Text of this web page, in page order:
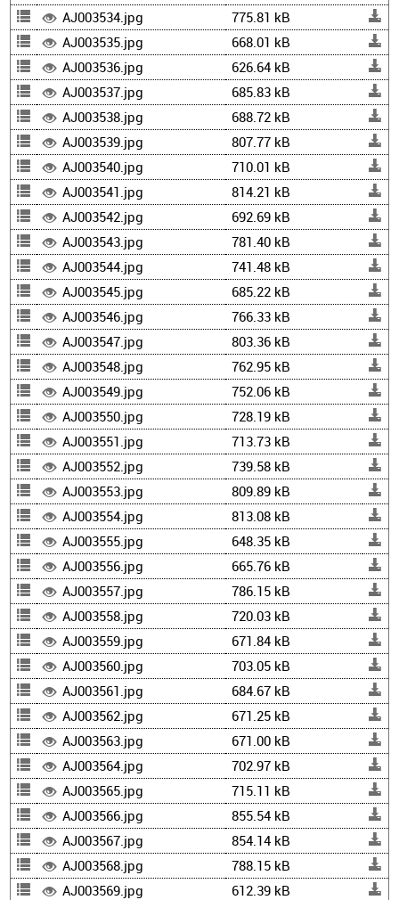
AJ003534.jpg
775.81 kB
AJ003535.jpg
668.01 kB
AJ003536.jpg
626.64 kB
AJ003537.jpg
685.83 kB
AJ003538.jpg
688.72 kB
AJ003539.jpg
807.77 kB
AJ003540.jpg
710.01 kB
AJ003541.jpg
814.21 kB
AJ003542.jpg
692.69 kB
AJ003543.jpg
781.40 kB
AJ003544.jpg
741.48 kB
AJ003545.jpg
685.22 kB
AJ003546.jpg
766.33 kB
AJ003547.jpg
803.36 kB
AJ003548.jpg
762.95 kB
AJ003549.jpg
752.06 kB
AJ003550.jpg
728.19 kB
AJ003551.jpg
713.73 kB
AJ003552.jpg
739.58 kB
AJ003553.jpg
809.89 kB
AJ003554.jpg
813.08 kB
AJ003555.jpg
648.35 kB
AJ003556.jpg
665.76 kB
AJ003557.jpg
786.15 kB
AJ003558.jpg
720.03 kB
AJ003559.jpg
671.84 kB
AJ003560.jpg
703.05 kB
AJ003561.jpg
684.67 kB
AJ003562.jpg
671.25 kB
AJ003563.jpg
671.00 kB
AJ003564.jpg
702.97 kB
AJ003565.jpg
715.11 kB
AJ003566.jpg
855.54 kB
AJ003567.jpg
854.14 kB
AJ003568.jpg
788.15 kB
AJ003569.jpg
612.39 kB